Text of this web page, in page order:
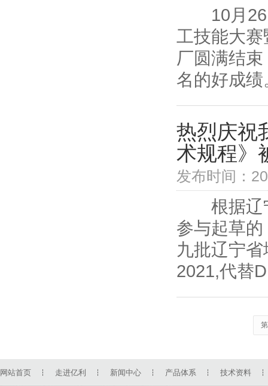
10月26
工技能大
厂圆满结
名的好成
热烈庆祝
术规程》
发布时间：
根据辽宁
参与起草
九批辽宁
2021,代替
网站首页 走进亿利 新闻中心 产品体系 技术资料